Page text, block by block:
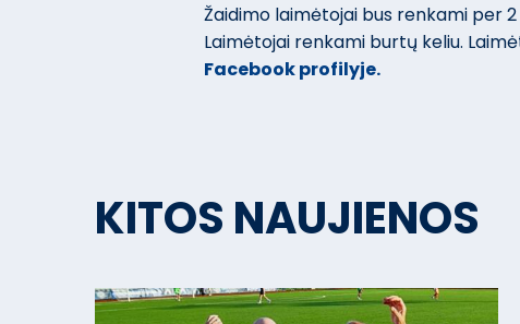
Žaidimo laimėtojai bus renkami per
Laimėtojai renkami burtų keliu.
Facebook profilyje.
KITOS NAUJIENOS